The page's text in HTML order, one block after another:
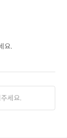
요.
세요.